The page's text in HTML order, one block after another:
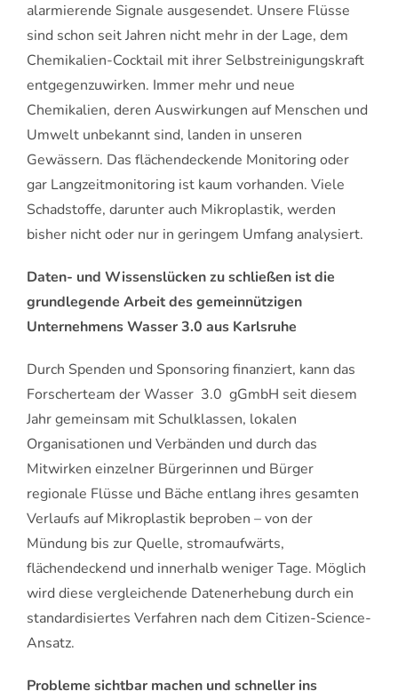
alarmierende Signale ausgesendet. Unsere Flüsse
sind schon seit Jahren nicht mehr in der Lage, dem
Chemikalien-Cocktail mit ihrer Selbstreinigungskraft
entgegenzuwirken. Immer mehr und neue
Chemikalien, deren Auswirkungen auf Menschen und
Umwelt unbekannt sind, landen in unseren
Gewässern. Das flächendeckende Monitoring oder
gar Langzeitmonitoring ist kaum vorhanden. Viele
Schadstoffe, darunter auch Mikroplastik, werden
bisher nicht oder nur in geringem Umfang analysiert.
Daten- und Wissenslücken zu schließen ist die
grundlegende Arbeit des gemeinnützigen
Unternehmens Wasser 3.0 aus Karlsruhe
Durch Spenden und Sponsoring finanziert, kann das
Forscherteam der Wasser 3.0 gGmbH seit diesem
Jahr gemeinsam mit Schulklassen, lokalen
Organisationen und Verbänden und durch das
Mitwirken einzelner Bürgerinnen und Bürger
regionale Flüsse und Bäche entlang ihres gesamten
Verlaufs auf Mikroplastik beproben – von der
Mündung bis zur Quelle, stromaufwärts,
flächendeckend und innerhalb weniger Tage. Möglich
wird diese vergleichende Datenerhebung durch ein
standardisiertes Verfahren nach dem Citizen-Science-
Ansatz.
Probleme sichtbar machen und schneller ins